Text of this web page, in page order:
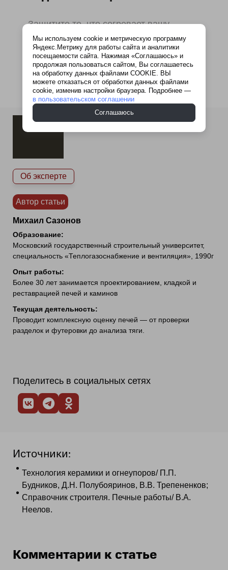
Защитите то, что согревает вашу
семью.
Об эксперте
Автор статьи
Михаил Сазонов
Образование:
Московский государственный строительный университет,
специальность «Теплогазоснабжение и вентиляция», 1990г
Опыт работы:
Более 30 лет занимается проектированием, кладкой и
реставрацией печей и каминов
Текущая деятельность:
Проводит комплексную оценку печей — от проверки
разделок и футеровки до анализа тяги.
Поделитесь в социальных сетях
Источники:
Технология керамики и огнеупоров/ П.П.
Будников, Д.Н. Полубояринов, В.В. Трепененков;
Справочник строителя. Печные работы/ В.А.
Неелов.
Комментарии к статье
Мы используем cookie и метрическую программу
Яндекс.Метрику для работы сайта и аналитики
посещаемости сайта. Нажимая «Соглашаюсь» и
продолжая пользоваться сайтом, Вы соглашаетесь
на обработку данных файлами COOKIE. ВЫ
можете отказаться от обработки данных файлами
cookie, изменив настройки браузера. Подробнее —
в пользовательском соглашении
Соглашаюсь